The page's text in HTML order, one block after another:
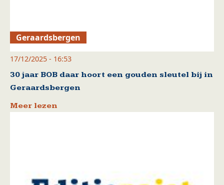
Geraardsbergen
17/12/2025 - 16:53
30 jaar BOB daar hoort een gouden sleutel bij in
Geraardsbergen
Meer lezen